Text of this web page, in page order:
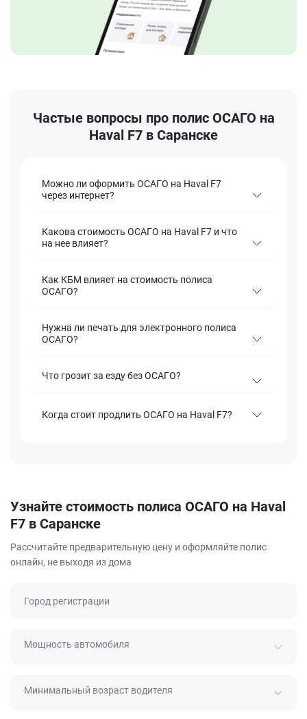
Частые вопросы про полис ОСАГО на
Haval F7 в Саранске
Можно ли оформить ОСАГО на Haval F7
через интернет?
Какова стоимость ОСАГО на Haval F7 и что
на нее влияет?
Как КБМ влияет на стоимость полиса
ОСАГО?
Нужна ли печать для электронного полиса
ОСАГО?
Что грозит за езду без ОСАГО?
Когда стоит продлить ОСАГО на Haval F7?
Узнайте стоимость полиса ОСАГО на Haval
F7 в Саранске
Рассчитайте предварительную цену и оформляйте полис
онлайн, не выходя из дома
Город регистрации
Мощность автомобиля
Минимальный возраст водителя